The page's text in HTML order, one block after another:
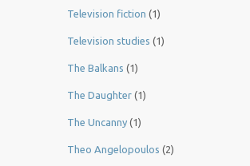
Television fiction (1)
Television studies (1)
The Balkans (1)
The Daughter (1)
The Uncanny (1)
Theo Angelopoulos (2)